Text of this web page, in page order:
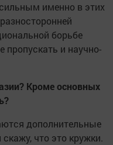
именно в этих
борьбе
и научно-
Кроме основных
дополнительные
что это кружки.